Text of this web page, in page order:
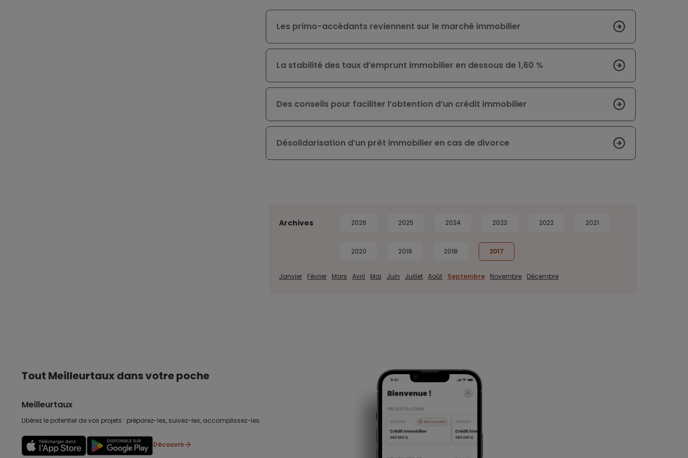
Les primo-accédants reviennent sur le marché immobilier
La stabilité des taux d’emprunt immobilier en dessous de 1,60 %
Des conseils pour faciliter l’obtention d’un crédit immobilier
Désolidarisation d’un prêt immobilier en cas de divorce
Archives 2026 2025 2024 2023 2022 2021
2020 2019 2018 2017
Janvier Février Mars Avril Mai Juin Juillet Août Septembre Novembre Décembre
Tout Meilleurtaux dans votre poche
Meilleurtaux
Libérez le potentiel de vos projets : préparez-les, suivez-les, accomplissez-les.
Découvrir